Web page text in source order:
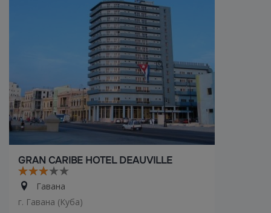
GRAN CARIBE HOTEL DEAUVILLE
Гавана
г. Гавана (Куба)